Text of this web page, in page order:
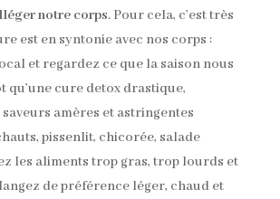
notre corps. Pour cela, c’est très
est en syntonie avec nos corps :
et regardez ce que la saison nous
qu’une cure detox drastique,
amères et astringentes
pissenlit, chicorée, salade
les aliments trop gras, trop lourds et
de préférence léger, chaud et